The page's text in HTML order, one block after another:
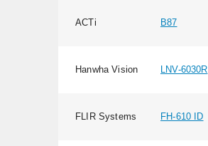
ACTi B87
Hanwha Vision LNV-6030R
FLIR Systems FH-610 ID